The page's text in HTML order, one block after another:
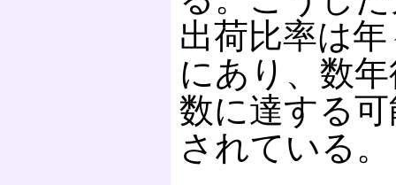
出荷比率は
にあり、数
数に達する
されている。